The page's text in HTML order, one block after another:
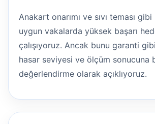
Anakart onarımı ve sıvı teması
uygun vakalarda yüksek başarı
çalışıyoruz. Ancak bunu garanti
hasar seviyesi ve ölçüm sonucuna
değerlendirme olarak açıklıyoruz.